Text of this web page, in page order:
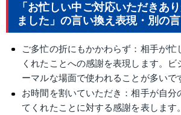
「お忙しい中ご対応いただきあ
ました」の言い換え表現・別の
ご多忙の折にもかかわらず：相手が忙
くれたことへの感謝を表現します。ビ
ーマルな場面で使われることが多いで
お時間を割いていただき：相手が自分
てくれたことに対する感謝を表します